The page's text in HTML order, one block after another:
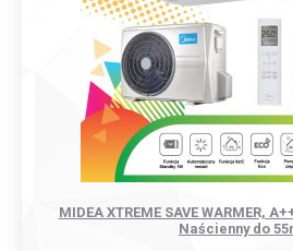
MIDEA XTREME SAVE WARMER,
Naścienny do